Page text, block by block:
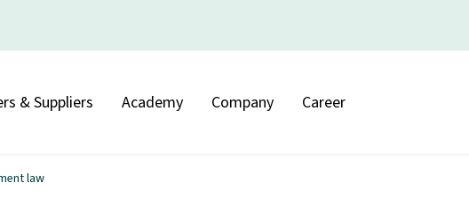
& Suppliers Academy Company Career
law